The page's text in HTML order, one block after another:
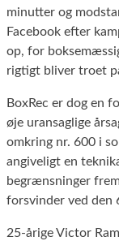
minutter og
Facebook efter
op, for
rigtigt bliver troet
BoxRec er dog en
øje uransaglige
omkring nr. 600 i
angiveligt en
begrænsninger
forsvinder ved den
25-årige Victor